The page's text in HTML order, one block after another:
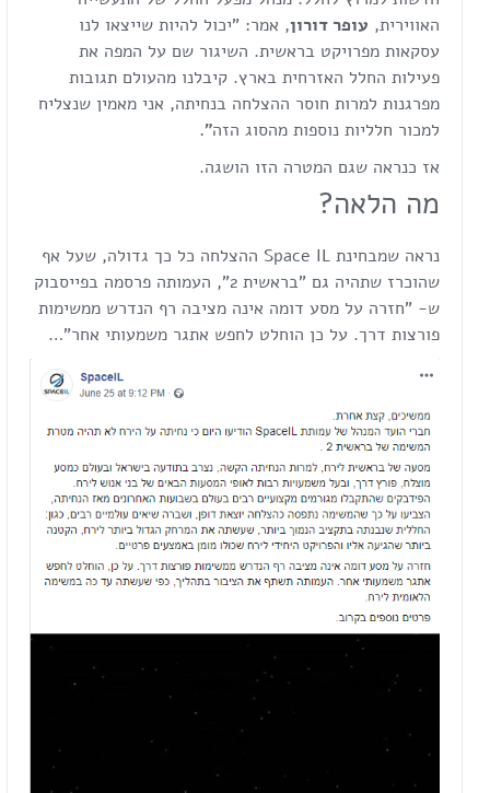
האווירית, עופר דורון, אמר: "יכול להיות שייצאו לנו
עסקאות מפרויקט בראשית. השיגור שם על המפה את
פעילות החלל האזרחית בארץ. קיבלנו מהעולם תגובות
מפרגנות למרות חוסר ההצלחה בנחיתה, אני מאמין שנצליח
למכור חלליות נוספות מהסוג הזה"
.
אז כנראה שגם המטרה הזו הושגה.
מה הלאה?
נראה שמבחינת Space IL ההצלחה כל כך גדולה, שעל אף
שהוכרז שתהיה גם "בראשית 2", העמותה פרסמה בפייסבוק
ש- "חזרה על מסע דומה אינה מציבה רף הנדרש ממשימות
פורצות דרך. על כן הוחלט לחפש אתגר משמעותי אחר"…